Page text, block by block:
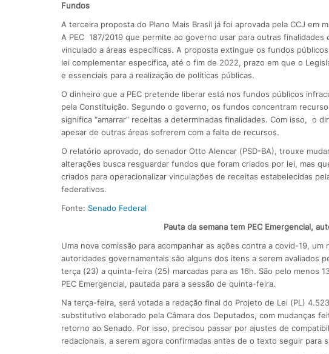
Fundos
A terceira proposta do Plano Mais Brasil já foi aprovada pela CCJ em
A PEC 187/2019 que permite ao governo usar para outras
vinculado a áreas específicas. A proposta extingue os fundos
lei complementar específica, até o fim de 2022, prazo em que o
e essenciais para a realização de políticas públicas.
O dinheiro que a PEC pretende liberar está nos fundos públicos
pela Constituição. Segundo o governo, os fundos concentram
significa “amarrar” receitas a determinadas finalidades. Com isso, o
apesar de outras áreas sofrerem com a falta de recursos.
O relatório aprovado, do senador Otto Alencar (PSD-BA), trouxe
alterações busca resguardar fundos que foram criados por lei, mas
criados para operacionalizar vinculações de receitas estabelecidas
federativos.
Fonte: Senado Federal
Pauta da semana tem PEC Emergencial,
Uma nova comissão para acompanhar as ações contra a covid-19,
autoridades governamentais são alguns dos itens a serem avaliados
terça (23) a quinta-feira (25) marcadas para as 16h. São pelo menos
PEC Emergencial, pautada para a sessão de quinta-feira.
Na terça-feira, será votada a redação final do Projeto de Lei (PL)
substitutivo elaborado pela Câmara dos Deputados, com mudanças
retorno ao Senado. Por isso, precisou passar por ajustes de
redacionais, a serem agora confirmadas antes de o texto seguir para